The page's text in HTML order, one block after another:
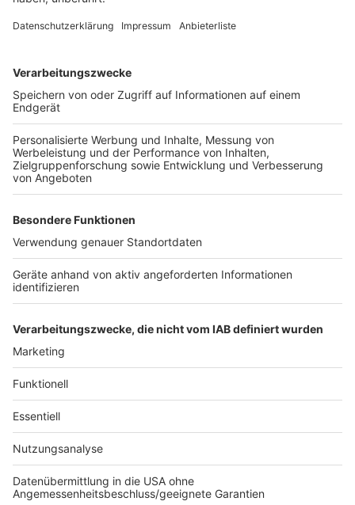
lernen, dass z. B. ihr Suchverhalten – durch
Algorithmen – dazu führt, dass sie sich irgendwann in
einer persönlichen Informations- bzw. Filterblase
befinden. Es muss schon in der Schule Diskussions-
und Argumentationsaufgaben geben, die die Schüler
dazu auffordern sich mit unterschiedlichsten
Sichtweisen sachlich auseinanderzusetzen.
Aussagen sollten immer kritisch hinterfragt werden.
Dafür muss man aber wissen „wie“. Es muss, gerade
auch für seriöse Medien, die Regel werden Quellen zu
benennen, damit die Leser*innen bzw. Zuschauer*innen
den Beitrag überprüfen können und somit das
Vertrauen in die Medien wieder gestärkt wird.
Anzeige
Anzeige